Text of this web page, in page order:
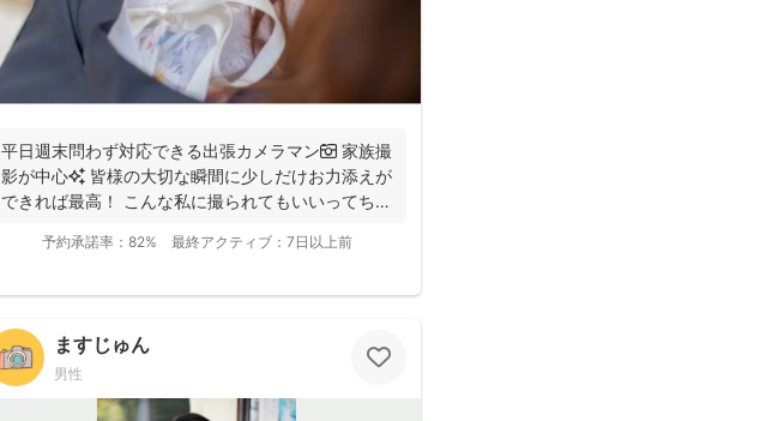
平日週末問わず対応できる出張カメラマン📷 家族撮
影が中心✨ 皆様の大切な瞬間に少しだけお力添えが
できれば最高！ こんな私に撮られてもいいってちら
予約承諾率： 82% 最終アクティブ： 7日以上前
ますじゅん
男性